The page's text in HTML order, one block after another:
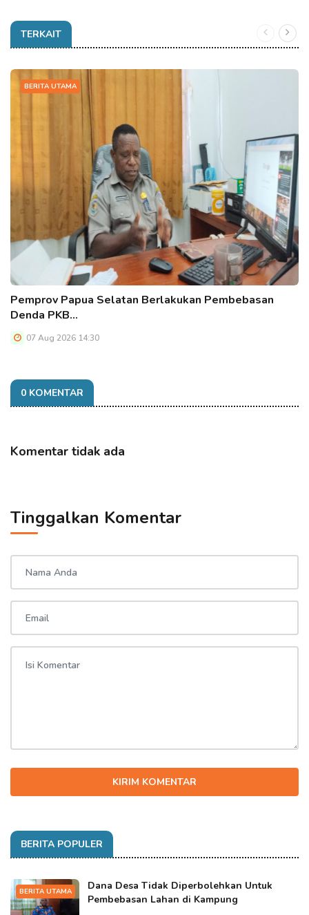
TERKAIT
BERITA UTAMA
Pemprov Papua Selatan Berlakukan Pembebasan
Denda PKB…
07 Aug 2026 14:30
0 KOMENTAR
Komentar tidak ada
Tinggalkan Komentar
KIRIM KOMENTAR
BERITA POPULER
BERITA UTAMA
Dana Desa Tidak Diperbolehkan Untuk
Pembebasan Lahan di Kampung